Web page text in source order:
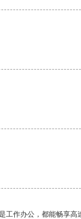
作办公，都能畅享